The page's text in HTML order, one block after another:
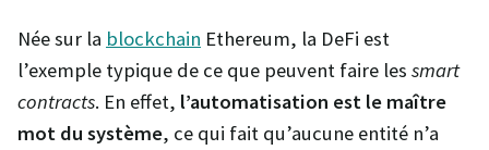
Née sur la blockchain Ethereum, la DeFi est
l’exemple typique de ce que peuvent faire les smart
contracts. En effet, l’automatisation est le maître
mot du système, ce qui fait qu’aucune entité n’a